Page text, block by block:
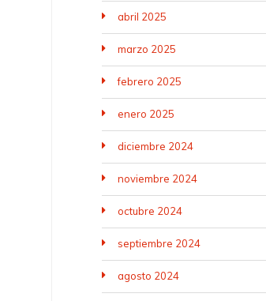
abril 2025
marzo 2025
febrero 2025
enero 2025
diciembre 2024
noviembre 2024
octubre 2024
septiembre 2024
agosto 2024